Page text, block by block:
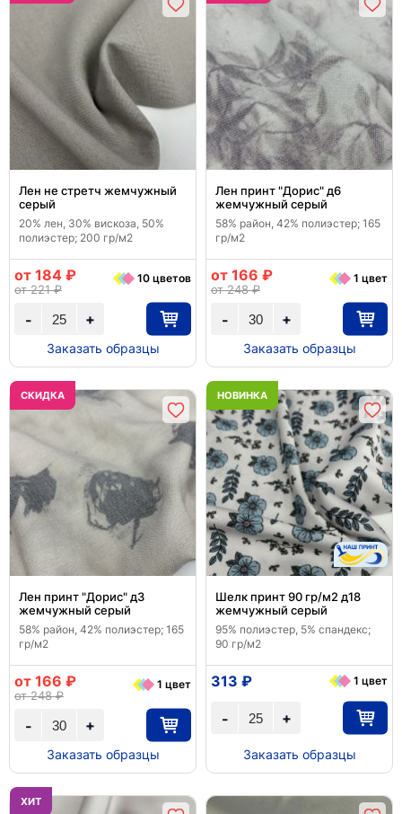
Лен не стретч жемчужный
серый
20% лен, 30% вискоза, 50%
полиэстер; 200 гр/м2
+
-
от 184 ₽
от 221 ₽
10 цветов
Заказать образцы
Лен принт "Дорис" д6
жемчужный серый
58% район, 42% полиэстер; 165
гр/м2
+
-
от 166 ₽
от 248 ₽
1 цвет
Заказать образцы
CКИДКА
Лен принт "Дорис" д3
жемчужный серый
58% район, 42% полиэстер; 165
гр/м2
+
-
от 166 ₽
от 248 ₽
1 цвет
Заказать образцы
НОВИНКА
Шелк принт 90 гр/м2 д18
жемчужный серый
95% полиэстер, 5% спандекс;
90 гр/м2
+
-
313 ₽ 1 цвет
Заказать образцы
ХИТ